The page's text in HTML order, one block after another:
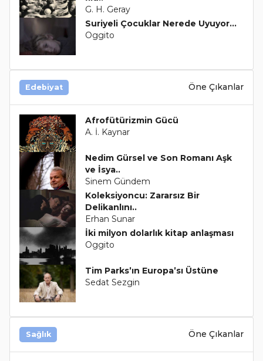
G. H. Geray
Suriyeli Çocuklar Nerede Uyuyor…
Oggito
Edebiyat Öne Çıkanlar
Afrofütürizmin Gücü
A. İ. Kaynar
Nedim Gürsel ve Son Romanı Aşk
ve İsya..
Sinem Gündem
Koleksiyoncu: Zararsız Bir
Delikanlını..
Erhan Sunar
İki milyon dolarlık kitap anlaşması
Oggito
Tim Parks’ın Europa’sı Üstüne
Sedat Sezgin
Sağlık Öne Çıkanlar